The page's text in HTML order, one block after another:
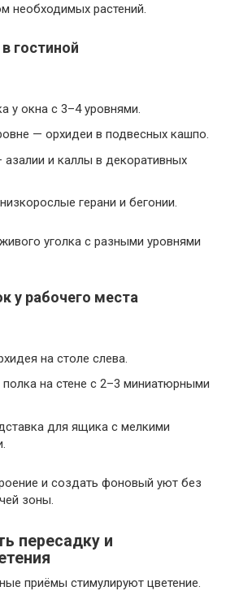
необходимых растений.
гостиной
у окна с 3–4 уровнями.
— орхидеи в подвесных кашпо.
и каллы в декоративных
герани и бегонии.
уголка с разными уровнями
у рабочего места
на столе слева.
полка на стене с 2–3 миниатюрными
для ящика с мелкими
и создать фоновый уют без
зоны.
пересадку и
приёмы стимулируют цветение.